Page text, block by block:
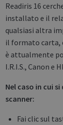
Readiris 16
installato e il
qualsiasi altra
il formato carta,
è attualmente
I.R.I.S., Canon e
Nel caso in cui
scanner:
Fai clic sul